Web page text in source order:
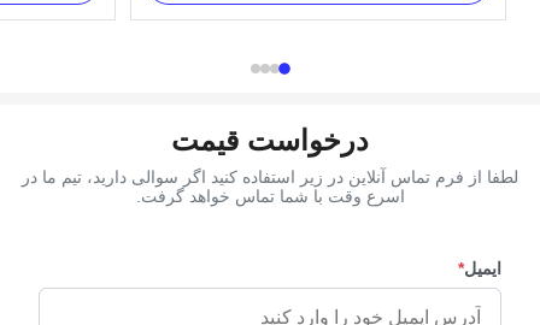
H9026 long handle. Main decorate the side of the
customer's
درخواست قیمت
لطفا از فرم تماس آنلاین در زیر استفاده کنید اگر سوالی دارید، تیم ما در
اسرع وقت با شما تماس خواهد گرفت.
ایمیل*